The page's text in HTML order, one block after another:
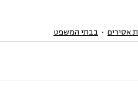
אסירים בבתי המשפט